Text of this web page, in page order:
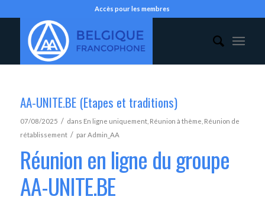
Accès pour les membres
AA-UNITE.BE (Etapes et traditions)
07/08/2025 / dans En ligne uniquement, Réunion à thème Réunion de
rétablissement / parAdmin_AA
Réunion en ligne du groupe
AA-UNITE.BE